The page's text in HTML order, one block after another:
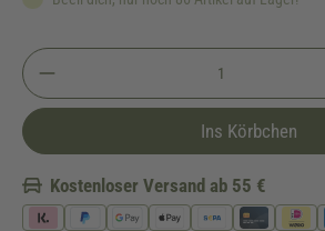
Ins Körbchen
Kostenloser Versand ab 55 €